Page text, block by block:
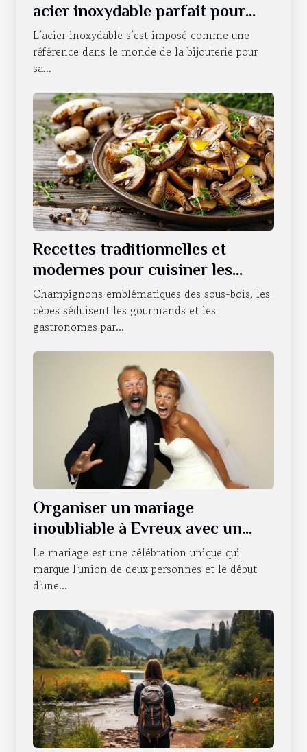
acier inoxydable parfait pour
chaque occasion
L’acier inoxydable s’est imposé comme une
référence dans le monde de la bijouterie pour
sa...
Recettes traditionnelles et
modernes pour cuisiner les
cèpes
Champignons emblématiques des sous-bois, les
cèpes séduisent les gourmands et les
gastronomes par...
Organiser un mariage
inoubliable à Evreux avec un
photobooth
Le mariage est une célébration unique qui
marque l'union de deux personnes et le début
d'une...